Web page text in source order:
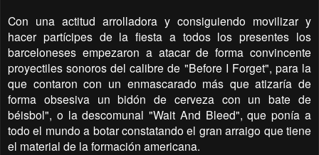
Con una actitud arrolladora y consiguiendo movilizar y
hacer partícipes de la fiesta a todos los presentes los
barceloneses empezaron a atacar de forma convincente
proyectiles sonoros del calibre de "Before I Forget", para la
que contaron con un enmascarado más que atizaría de
forma obsesiva un bidón de cerveza con un bate de
béisbol", o la descomunal "Wait And Bleed", que ponía a
todo el mundo a botar constatando el gran arraigo que tiene
el material de la formación americana.